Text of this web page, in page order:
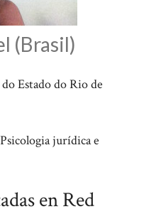
(Brasil)
Estado do Rio de
Psicologia jurídica e
en Red